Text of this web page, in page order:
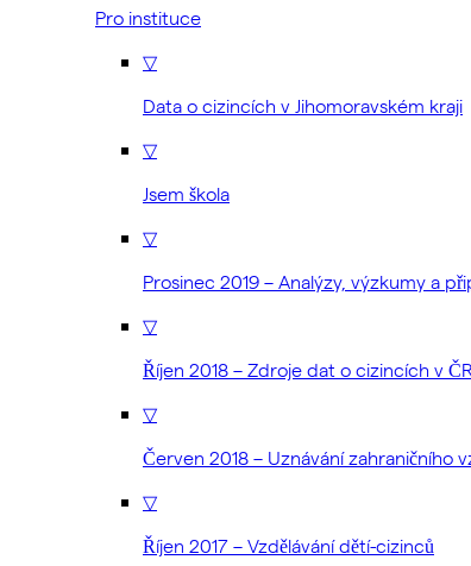
Pro instituce
▽
Data o cizincích v Jihomoravském kraji
▽
Jsem škola
▽
Prosinec 2019 – Analýzy, výzkumy a
▽
Říjen 2018 – Zdroje dat o cizincích v ČR
▽
Červen 2018 – Uznávání zahraničního
▽
Říjen 2017 – Vzdělávání dětí-cizinců